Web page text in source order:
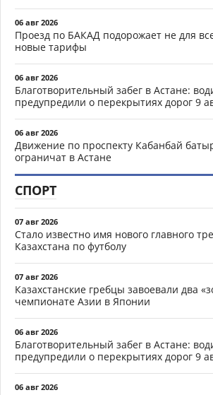
06 авг 2026
Проезд по БАКАД подорожает не для
новые тарифы
06 авг 2026
Благотворительный забег в Астане:
предупредили о перекрытиях дорог 9
06 авг 2026
Движение по проспекту Кабанбай
ограничат в Астане
СПОРТ
07 авг 2026
Стало известно имя нового главного
Казахстана по футболу
07 авг 2026
Казахстанские гребцы завоевали два
чемпионате Азии в Японии
06 авг 2026
Благотворительный забег в Астане:
предупредили о перекрытиях дорог 9
06 авг 2026